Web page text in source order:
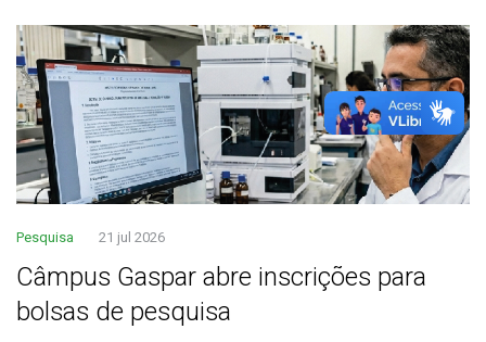
Pesquisa 21 jul 2026
Câmpus Gaspar abre inscrições para
bolsas de pesquisa